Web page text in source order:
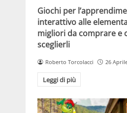
Giochi per
interattivo alle
migliori da comprare e
sceglierli
Roberto Torcolacci 26
Leggi di più